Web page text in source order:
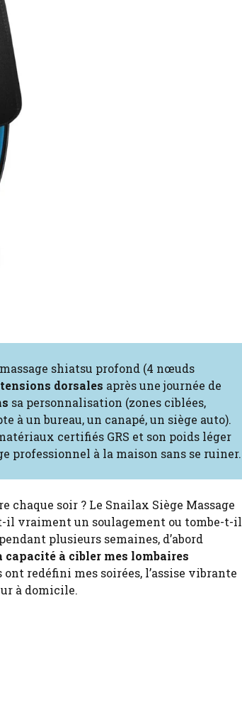
shiatsu profond (4 nœuds
dorsales après une journée de
sa personnalisation (zones ciblées,
à un bureau, un canapé, un siège auto).
certifiés GRS et son poids léger
professionnel à la maison sans se ruiner.
chaque soir ? Le Snailax Siège Massage
il vraiment un soulagement ou tombe-t-il
plusieurs semaines, d’abord
capacité à cibler mes lombaires
redéfini mes soirées, l’assise vibrante
à domicile.